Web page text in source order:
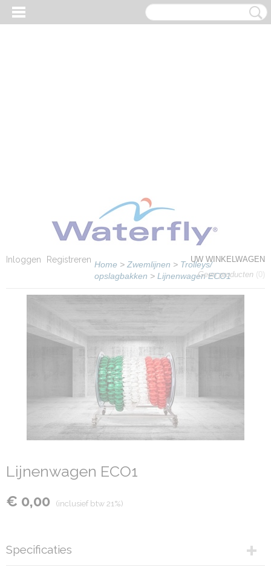
Inloggen Registreren
UW WINKELWAGEN
Geen producten (0)
Home > Zwemlijnen > Trolleys/
opslagbakken > Lijnenwagen ECO1
Lijnenwagen ECO1
€ 0,00 (inclusief btw 21%)
Specificaties